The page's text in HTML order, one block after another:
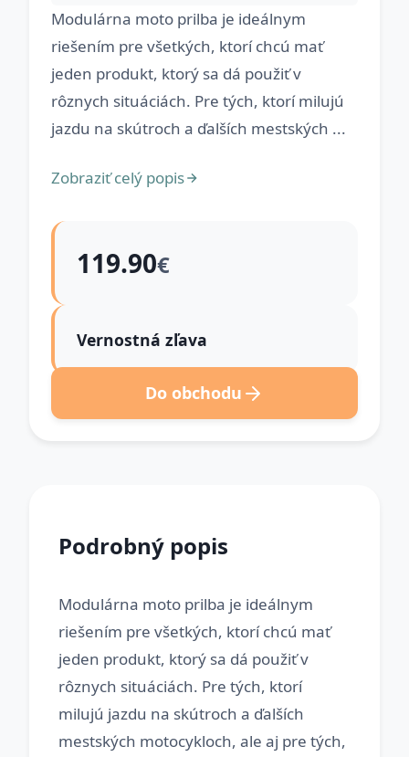
Modulárna moto prilba je ideálnym
riešením pre všetkých, ktorí chcú mať
jeden produkt, ktorý sa dá použiť v
rôznych situáciách. Pre tých, ktorí milujú
jazdu na skútroch a ďalších mestských ...
Zobraziť celý popis
119.90€
Vernostná zľava
Do obchodu
Podrobný popis
Modulárna moto prilba je ideálnym
riešením pre všetkých, ktorí chcú mať
jeden produkt, ktorý sa dá použiť v
rôznych situáciách. Pre tých, ktorí
milujú jazdu na skútroch a ďalších
mestských motocykloch, ale aj pre tých,